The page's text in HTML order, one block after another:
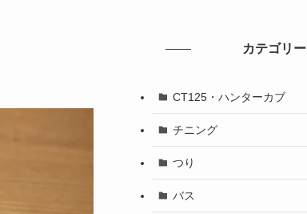
カテゴリー
CT125・ハンターカブ
チニング
つり
バス